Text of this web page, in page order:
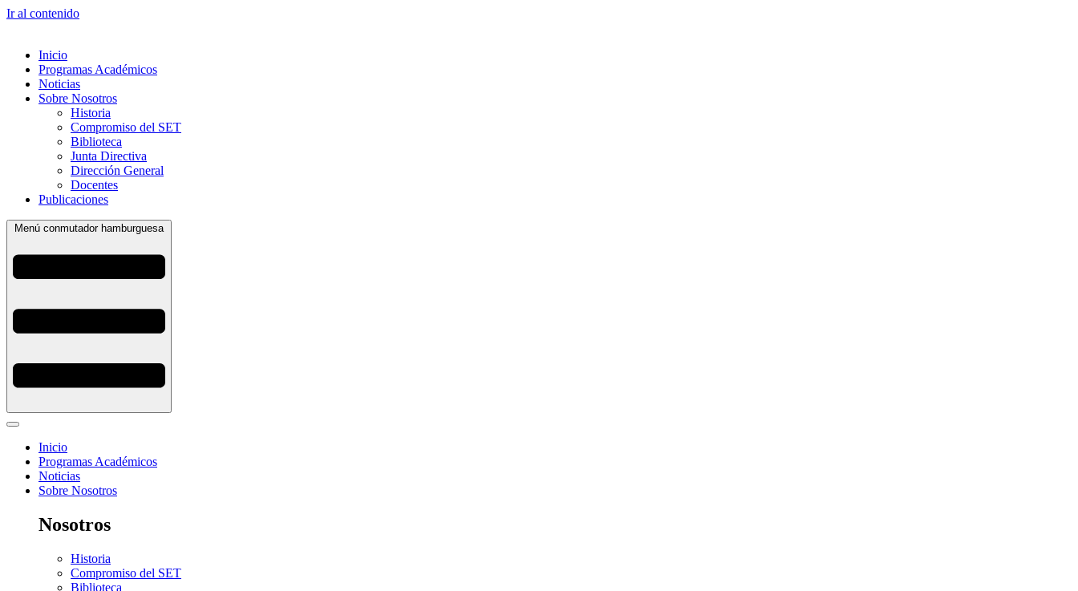
Ir al contenido
Inicio
Programas Académicos
Noticias
Sobre Nosotros
Historia
Compromiso del SET
Biblioteca
Junta Directiva
Dirección General
Docentes
Publicaciones
Menú conmutador hamburguesa
Inicio
Programas Académicos
Noticias
Sobre Nosotros
Nosotros
Historia
Compromiso del SET
Biblioteca